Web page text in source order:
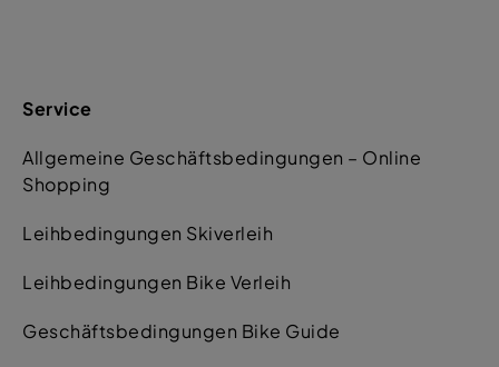
Service
Allgemeine Geschäftsbedingungen – Online
Shopping
Leihbedingungen Skiverleih
Leihbedingungen Bike Verleih
Geschäftsbedingungen Bike Guide